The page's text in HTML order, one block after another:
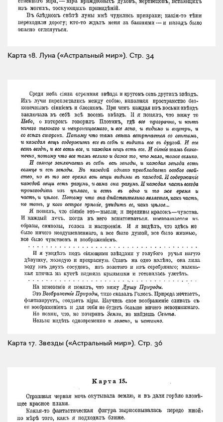
Карта 18. Луна («Астральный мир»). Стр. 34
Карта 17. Звезды («Астральный мир»). Стр. 36